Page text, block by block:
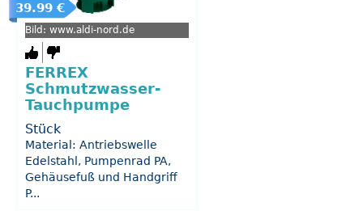
39.99 €
Bild: www.aldi-nord.de
FERREX
Schmutzwasser-
Tauchpumpe
Stück
Material: Antriebswelle
Edelstahl, Pumpenrad PA,
Gehäusefuß und Handgriff
P...